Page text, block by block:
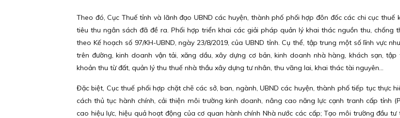
Theo đó, Cục Thuế tỉnh và lãnh đạo UBND các huyện, thành phố phối hợp đôn đốc các chi cục thuế
tiêu thu ngân sách đã đề ra. Phối hợp triển khai các giải pháp quản lý khai thác nguồn thu, chống
theo Kế hoạch số 97/KH-UBND, ngày 23/8/2019, của UBND tỉnh. Cụ thể, tập trung một số lĩnh vực
trên đường, kinh doanh vận tải, xăng dầu, xây dựng cơ bản, kinh doanh nhà hàng, khách sạn,
khoản thu từ đất, quản lý thu thuế nhà thầu xây dựng tư nhân, thu vãng lai, khai thác tài nguyên...
Đặc biệt, Cục thuế phối hợp chặt chẽ các sở, ban, ngành, UBND các huyện, thành phố tiếp tục thực
cách thủ tục hành chính, cải thiện môi trường kinh doanh, nâng cao năng lực cạnh tranh cấp tỉnh
cao hiệu lực, hiệu quả hoạt động của cơ quan hành chính Nhà nước các cấp; Tạo môi trường đầu